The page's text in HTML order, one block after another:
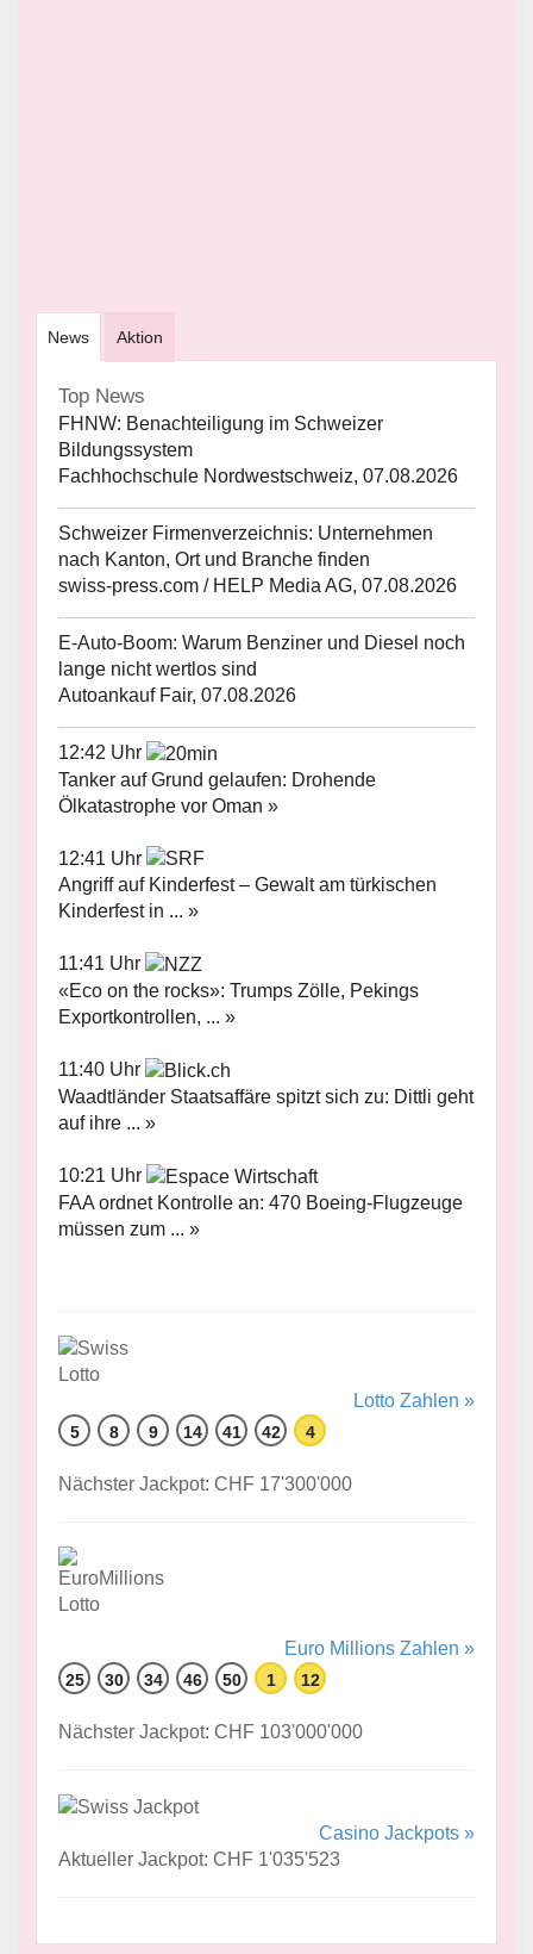
News Aktion
Top News
FHNW: Benachteiligung im Schweizer
Bildungssystem
Fachhochschule Nordwestschweiz, 07.08.2026
Schweizer Firmenverzeichnis: Unternehmen
nach Kanton, Ort und Branche finden
swiss-press.com / HELP Media AG, 07.08.2026
E-Auto-Boom: Warum Benziner und Diesel noch
lange nicht wertlos sind
Autoankauf Fair, 07.08.2026
12:42 Uhr
Tanker auf Grund gelaufen: Drohende
Ölkatastrophe vor Oman »
12:41 Uhr
Angriff auf Kinderfest – Gewalt am türkischen
Kinderfest in ... »
11:41 Uhr
«Eco on the rocks»: Trumps Zölle, Pekings
Exportkontrollen, ... »
11:40 Uhr
Waadtländer Staatsaffäre spitzt sich zu: Dittli geht
auf ihre ... »
10:21 Uhr
FAA ordnet Kontrolle an: 470 Boeing-Flugzeuge
müssen zum ... »
Lotto Zahlen »
5 8 9 14 41 42 4
Nächster Jackpot: CHF 17'300'000
Euro Millions Zahlen »
25 30 34 46 50 1 12
Nächster Jackpot: CHF 103'000'000
Casino Jackpots »
Aktueller Jackpot: CHF 1'035'523